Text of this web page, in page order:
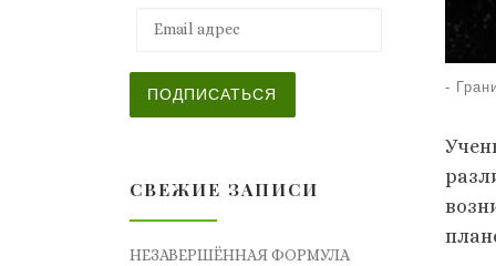
-
ПОДПИСАТЬСЯ
СВЕЖИЕ ЗАПИСИ
НЕЗАВЕРШЁННАЯ ФОРМУЛА